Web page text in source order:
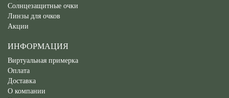
Солнцезащитные очки
Линзы для очков
Акции
ИНФОРМАЦИЯ
Виртуальная примерка
Оплата
Доставка
О компании